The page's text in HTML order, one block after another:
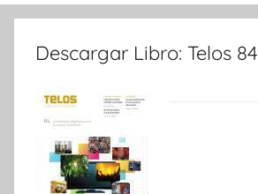
Descargar Libro: Telos 84